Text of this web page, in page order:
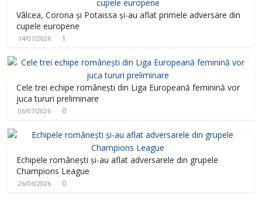
Vâlcea, Corona și Potaissa și-au aflat primele adversare din
cupele europene
14/07/2026 1
Cele trei echipe românești din Liga Europeană feminină vor
juca tururi preliminare
06/07/2026 0
Echipele românești și-au aflat adversarele din grupele
Champions League
26/06/2026 0